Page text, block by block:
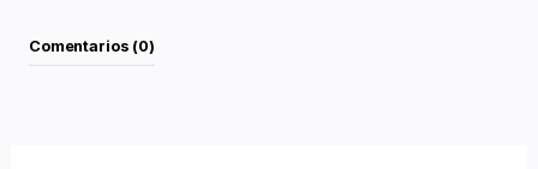
Comentarios (0)